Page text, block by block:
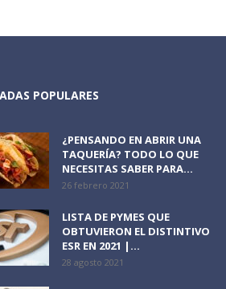
POPULARES
¿PENSANDO EN ABRIR UNA
TAQUERÍA? TODO LO QUE
NECESITAS SABER PARA...
26 febrero 2021
LISTA DE PYMES QUE
OBTUVIERON EL DISTINTIVO
ESR EN 2021 |...
28 agosto 2021